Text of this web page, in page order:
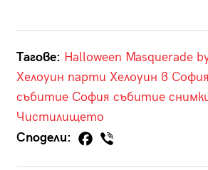
Тагове: Halloween Masquerade
Хелоуин парти Хелоуин в София
събитие София събитие
Чистилището
Сподели: